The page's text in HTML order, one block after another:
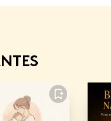
FAVORITO